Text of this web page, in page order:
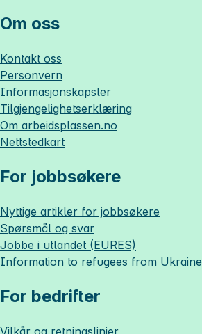
Om oss
Kontakt oss
Personvern
Informasjonskapsler
Tilgjengelighetserklæring
Om arbeidsplassen.no
Nettstedkart
For jobbsøkere
Nyttige artikler for jobbsøkere
Spørsmål og svar
Jobbe i utlandet (EURES)
Information to refugees from Ukraine
For bedrifter
Vilkår og retningslinjer